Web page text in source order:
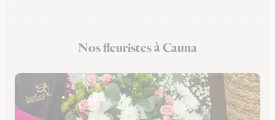
Fleuristes à MugronNos fleuristes à Cauna